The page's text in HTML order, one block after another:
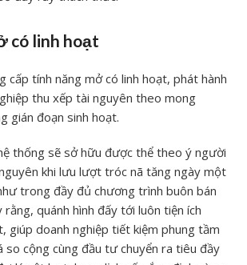
có linh hoạt
cấp tính năng mở có linh hoạt, phát hành
thu xếp tài nguyên theo mong
gián đoạn sinh hoạt.
thống sẽ sở hữu được thể theo ý người
khi lưu lượt tróc nã tăng ngày một
trong đầy đủ chương trình buôn bán
rằng, quánh hình đấy tới luôn tiện ích
giúp doanh nghiệp tiết kiệm phung tầm
so cộng cùng đầu tư chuyển ra tiêu đầy